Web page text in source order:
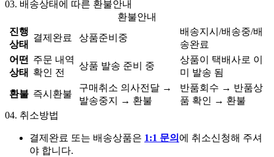
03. 배송상태에 따른 환불안내
환불안내
진행
상태
결제완료 상품준비중
배송지시/배송중/배
송완료
어떤
상태
주문 내역
확인 전
상품 발송 준비 중
상품이 택배사로 이
미 발송 됨
환불 즉시환불
구매취소 의사전달 →
발송중지 → 환불
반품회수 → 반품상
품 확인 → 환불
04. 취소방법
결제완료 또는 배송상품은 1:1 문의 에 취소신청해 주셔
야 합니다.